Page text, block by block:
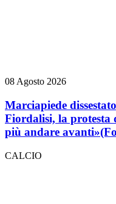
08 Agosto 2026
Marciapiede
Fiordalisi, la protesta
più andare avanti»
CALCIO